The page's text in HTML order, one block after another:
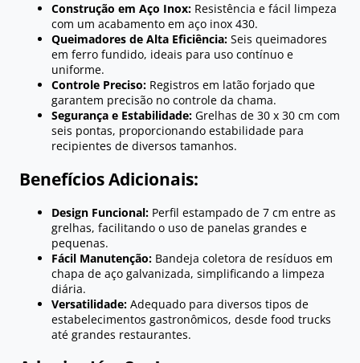
Construção em Aço Inox: Resistência e fácil limpeza
com um acabamento em aço inox 430.
Queimadores de Alta Eficiência: Seis queimadores
em ferro fundido, ideais para uso contínuo e
uniforme.
Controle Preciso: Registros em latão forjado que
garantem precisão no controle da chama.
Segurança e Estabilidade: Grelhas de 30 x 30 cm com
seis pontas, proporcionando estabilidade para
recipientes de diversos tamanhos.
Benefícios Adicionais:
Design Funcional: Perfil estampado de 7 cm entre as
grelhas, facilitando o uso de panelas grandes e
pequenas.
Fácil Manutenção: Bandeja coletora de resíduos em
chapa de aço galvanizada, simplificando a limpeza
diária.
Versatilidade: Adequado para diversos tipos de
estabelecimentos gastronômicos, desde food trucks
até grandes restaurantes.